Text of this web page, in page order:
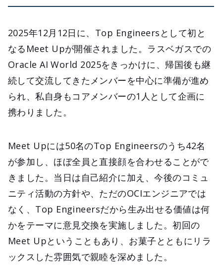
2025年12月12日に、Top Engineersとして初と
なるMeet Upが開催されました。ラスベガスでの
Oracle AI World 2025をきっかけに、帰国後も継
続して交流してきたメンバーを中心に準備が進め
られ、私自身もコアメンバーの1人として企画に
携わりました。
Meet Upには50名のTop Engineersのうち42名
が参加し、ほぼ全員と直接顔を合わせることがで
きました。当日は自己紹介に加え、今後のコミュ
ニティ活動の方針や、ただのOCIエンジニアでは
なく、Top Engineersだから生み出せる価値は何
かをテーマに意見交換を実施しました。初回の
Meet Upということもあり、お菓子とともにリラ
ックスした雰囲気で親睦を深めました。